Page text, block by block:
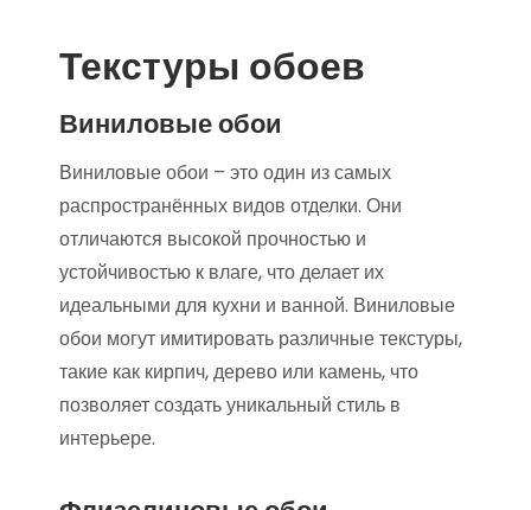
Текстуры обоев
Виниловые обои
Виниловые обои – это один из самых
распространённых видов отделки. Они
отличаются высокой прочностью и
устойчивостью к влаге, что делает их
идеальными для кухни и ванной. Виниловые
обои могут имитировать различные текстуры,
такие как кирпич, дерево или камень, что
позволяет создать уникальный стиль в
интерьере.